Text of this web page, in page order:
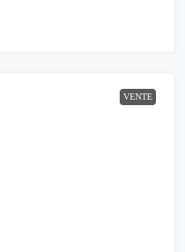
VENTE